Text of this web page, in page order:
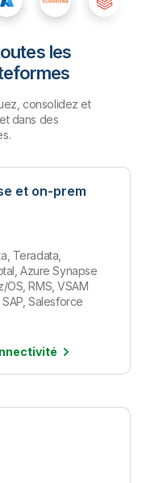
les
consolidez et
dans des
et on-prem
Teradata,
Azure Synapse
OS, RMS, VSAM
Salesforce